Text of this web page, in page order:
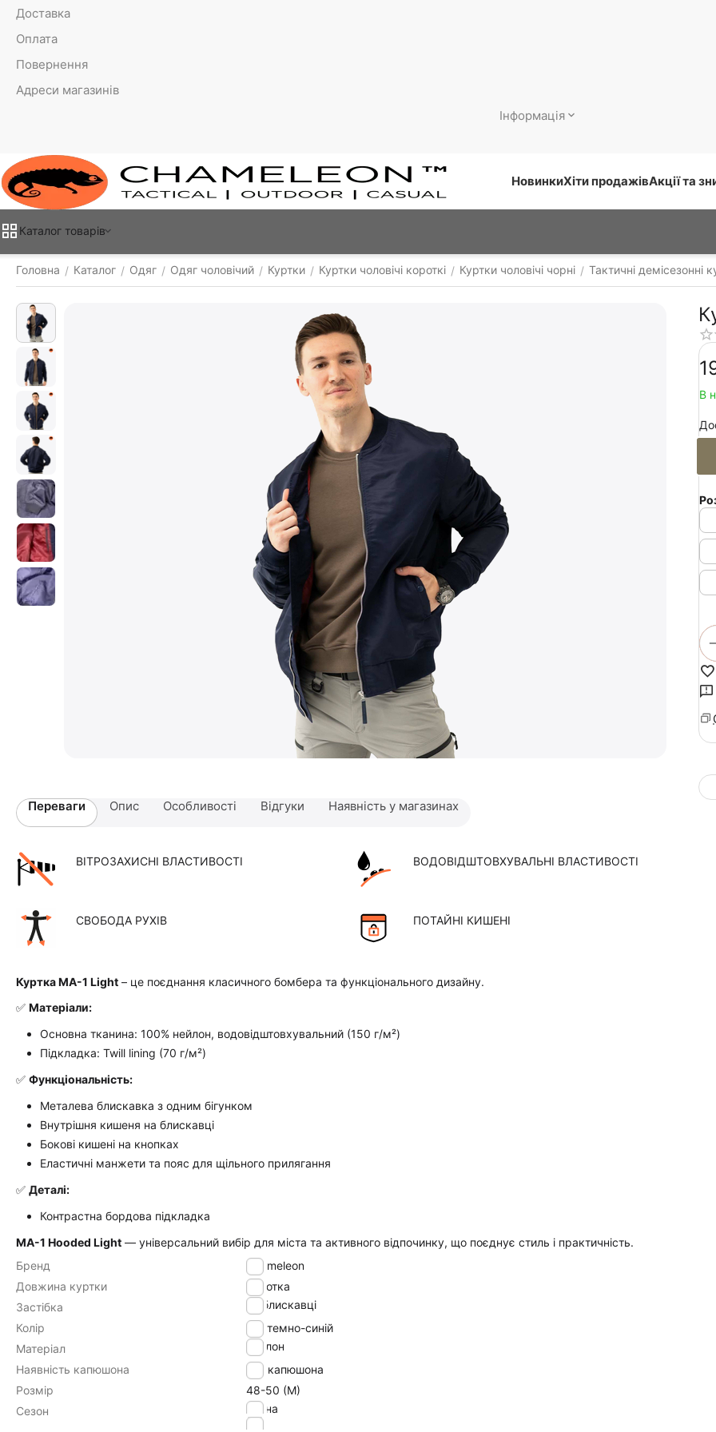
Доставка
Оплата
Повернення
Адреси магазинів
Інформація
НовинкиХіти продажівАкції та
Каталог товарiв
Головна / Каталог / Одяг / Одяг чоловічий / Куртки / Куртки чоловічі короткі / Куртки чоловічі чорні / Тактичні демісезонні
В
Переваги Опис Особливості Відгуки Наявність у магазинах
ВІТРОЗАХИСНІ ВЛАСТИВОСТІ ВОДОВІДШТОВХУВАЛЬНІ ВЛАСТИВОСТІ
СВОБОДА РУХІВ ПОТАЙНІ КИШЕНІ
Куртка MA-1 Light – це поєднання класичного бомбера та функціонального дизайну.
✅ Матеріали:
Основна тканина: 100% нейлон, водовідштовхувальний (150 г/м²)
Підкладка: Twill lining (70 г/м²)
✅ Функціональність:
Металева блискавка з одним бігунком
Внутрішня кишеня на блискавці
Бокові кишені на кнопках
Еластичні манжети та пояс для щільного прилягання
✅ Деталі:
Контрастна бордова підкладка
MA-1 Hooded Light — універсальний вибір для міста та активного відпочинку, що поєднує стиль і практичність.
Бренд
Chameleon
Довжина куртки
Коротка
Застібка
на блискавці
Колір
темно-синій
Матеріал
нейлон
Наявність капюшона
без капюшона
Розмір
48-50 (M)
Сезон
весна
літо